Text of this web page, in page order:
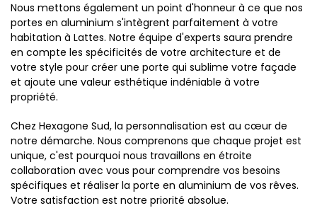
Nous mettons également un point d'honneur à ce que nos
portes en aluminium s'intègrent parfaitement à votre
habitation à Lattes. Notre équipe d'experts saura prendre
en compte les spécificités de votre architecture et de
votre style pour créer une porte qui sublime votre façade
et ajoute une valeur esthétique indéniable à votre
propriété.
Chez Hexagone Sud, la personnalisation est au cœur de
notre démarche. Nous comprenons que chaque projet est
unique, c'est pourquoi nous travaillons en étroite
collaboration avec vous pour comprendre vos besoins
spécifiques et réaliser la porte en aluminium de vos rêves.
Votre satisfaction est notre priorité absolue.